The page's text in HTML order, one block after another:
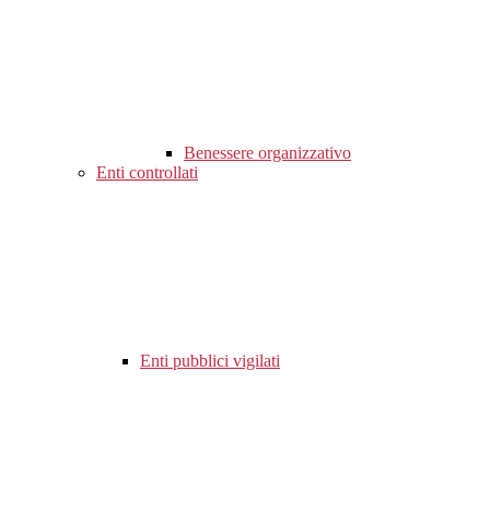
Benessere organizzativo
Enti controllati
Enti pubblici vigilati